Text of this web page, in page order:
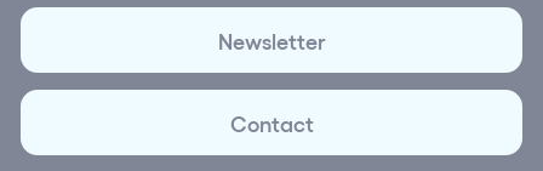
Newsletter
Contact